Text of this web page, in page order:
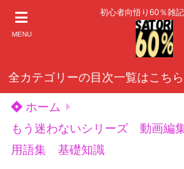
MENU
初心者向悟り60％雑
全カテゴリーの目次一覧はこち
ホーム
もう迷わないシリーズ 動画
用語集 基礎知識